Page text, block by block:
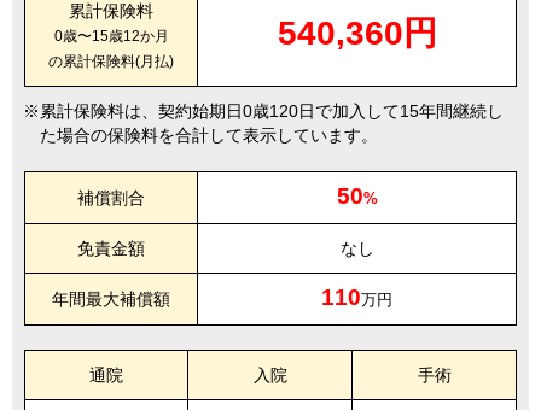
累計保険料
0歳〜15歳12か月
の累計保険料(月払)
540,360円
累計保険料は、契約始期日0歳120日で加入して15年間継続し
た場合の保険料を合計して表示しています。
補償割合 50%
免責金額 なし
年間最大補償額 110万円
通院 入院 手術